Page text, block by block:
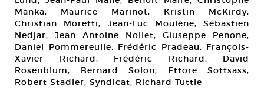
Manka, Maurice Marinot, Kristin McKirdy,
Christian Moretti, Jean-Luc Moulène, Sébastien
Nedjar, Jean Antoine Nollet, Giuseppe Penone,
Daniel Pommereulle, Frédéric Pradeau, François-
Xavier Richard, Frédéric Richard, David
Rosenblum, Bernard Solon, Ettore Sottsass,
Robert Stadler, Syndicat, Richard Tuttle